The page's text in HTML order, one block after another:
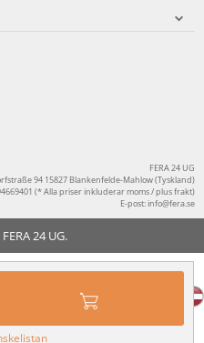
FERA 24 UG
94 15827 Blankenfelde-Mahlow (Tyskland)
(* Alla priser inkluderar moms / plus frakt)
E-post:info@fera.se
24 UG.